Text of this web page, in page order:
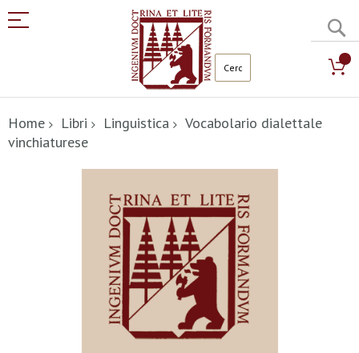
al
contenuto
Home Libri Linguistica
Vocabolario dialettale
vinchiaturese